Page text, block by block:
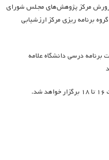
مرکز پژوهش‌های مجلس شورای
برنامه ریزی مرکز ارزشیابی
برنامه درسی دانشگاه علامه